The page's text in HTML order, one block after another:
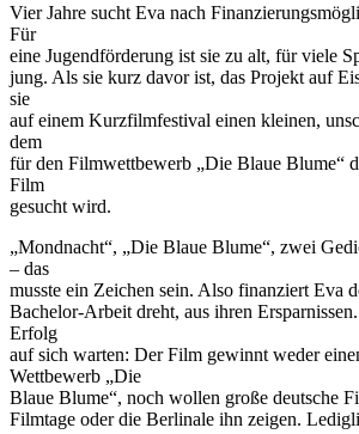
Vier Jahre sucht Eva nach
Für
eine Jugendförderung ist sie zu alt, für viele
jung. Als sie kurz davor ist, das Projekt auf
sie
auf einem Kurzfilmfestival einen kleinen,
dem
für den Filmwettbewerb „Die Blaue Blume“
Film
gesucht wird.
„Mondnacht“, „Die Blaue Blume“, zwei
– das
musste ein Zeichen sein. Also finanziert Eva
Bachelor-Arbeit dreht, aus ihren
Erfolg
auf sich warten: Der Film gewinnt weder
Wettbewerb „Die
Blaue Blume“, noch wollen große deutsche
Filmtage oder die Berlinale ihn zeigen.